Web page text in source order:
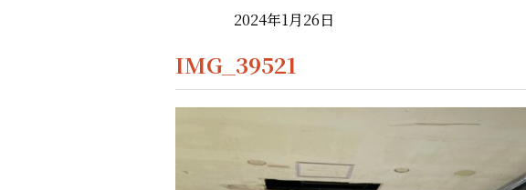
2024年1月26日
IMG_39521